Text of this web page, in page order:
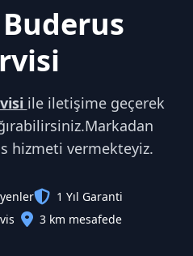
ile iletişime geçerek
hizmeti vermekteyiz.
1 Yıl Garanti
3 km mesafede